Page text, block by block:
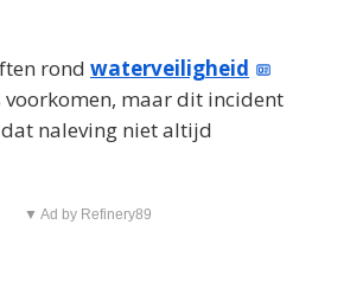
rond waterveiligheid
voorkomen, maar dit incident
naleving niet altijd
▼ Ad by Refinery89